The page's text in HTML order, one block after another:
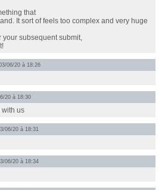
that
It sort of feels too complex and very huge
your subsequent submit,
06/20 à 18:26
20 à 18:30
with us
06/20 à 18:31
06/20 à 18:34